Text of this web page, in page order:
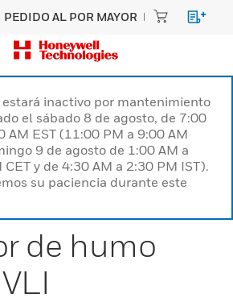
PEDIDO AL POR MAYOR
estará inactivo por mantenimiento
el sábado 8 de agosto, de 7:00
AM EST (11:00 PM a 9:00 AM
9 de agosto de 1:00 AM a
CET y de 4:30 AM a 2:30 PM IST).
su paciencia durante este
de humo